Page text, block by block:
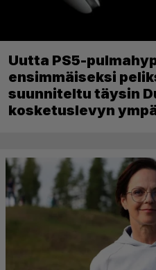
Uutta PS5-
ensimmäiseksi
suunniteltu täysin
kosketuslevyn